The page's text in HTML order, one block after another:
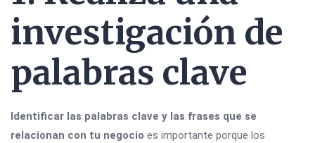
investigación de
palabras clave
Identificar las palabras clave y las frases que se
relacionan con tu negocio es importante porque los